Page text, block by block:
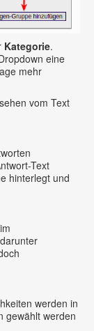
Kategorie.
eine
mehr
vom Text
Text
hinterlegt und
werden in
gewählt werden